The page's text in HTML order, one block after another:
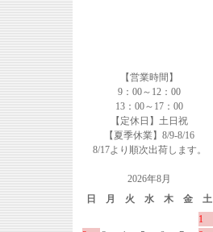
【営業時間】
9：00～12：00
13：00～17：00
【定休日】土日祝
【夏季休業】8/9-8/16
8/17より順次出荷します。
2026年8月
日
月 火 水 木 金
土
1